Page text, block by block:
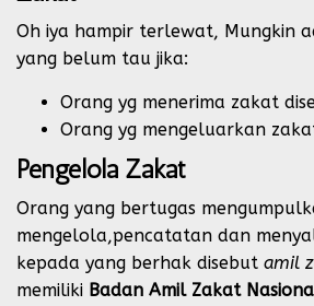
Oh iya hampir terlewat, Mungkin
yang belum tau jika:
Orang yg menerima zakat
Orang yg mengeluarkan
Pengelola Zakat
Orang yang bertugas
mengelola,pencatatan dan
kepada yang berhak disebut amil
memiliki Badan Amil Zakat